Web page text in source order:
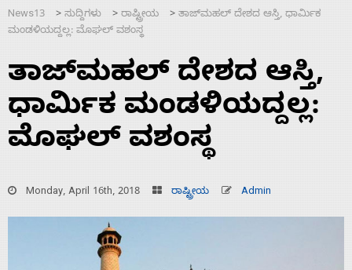
News13 > ಸುದ್ದಿಗಳು > ರಾಷ್ಟ್ರೀಯ > ತಾಜ್‌ಮಹಲ್ ದೇಶದ ಆಸ್ತಿ, ಧಾರ್ಮಿಕ
ಮಂಡಳಿಯದ್ದಲ್ಲ: ಮೊಘಲ್ ವಶಂಸ್ಥ
ತಾಜ್‌ಮಹಲ್ ದೇಶದ ಆಸ್ತಿ,
ಧಾರ್ಮಿಕ ಮಂಡಳಿಯದ್ದಲ್ಲ:
ಮೊಘಲ್ ವಶಂಸ್ಥ
Monday, April 16th, 2018 ರಾಷ್ಟ್ರೀಯ Admin